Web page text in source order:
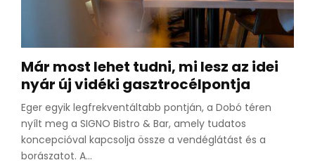
Már most lehet tudni, mi lesz az idei
nyár új vidéki gasztrocélpontja
Eger egyik legfrekventáltabb pontján, a Dobó téren
nyílt meg a SIGNO Bistro & Bar, amely tudatos
koncepcióval kapcsolja össze a vendéglátást és a
borászatot. A...